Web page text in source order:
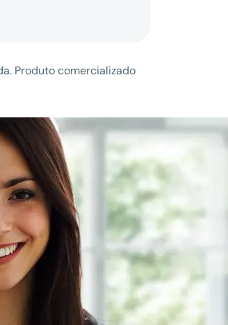
Produto comercializado